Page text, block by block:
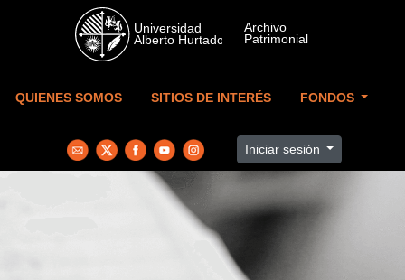
Skip to main content
QUIENES SOMOS SITIOS DE INTERÉS FONDOS
Iniciar sesión